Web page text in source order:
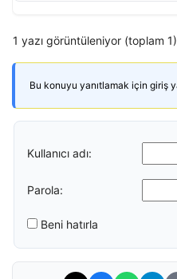
1 yazı görüntüleniyor (toplam 1)
Bu konuyu yanıtlamak için giriş
Kullanıcı adı:
Parola:
Beni hatırla